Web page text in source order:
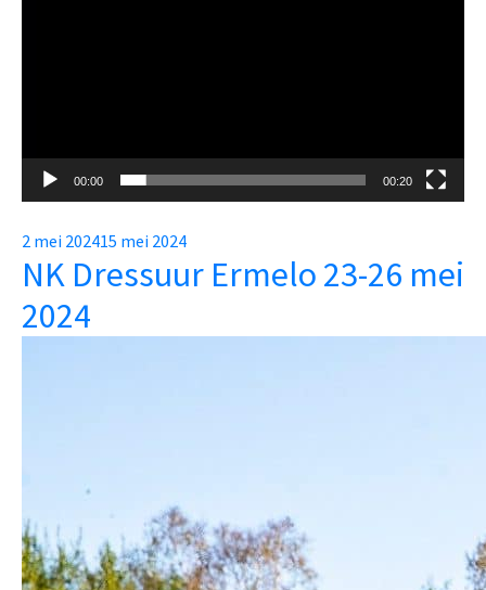
00:00 00:20
Posted
on
2 mei 202415 mei 2024
NK Dressuur Ermelo 23-26 mei
2024